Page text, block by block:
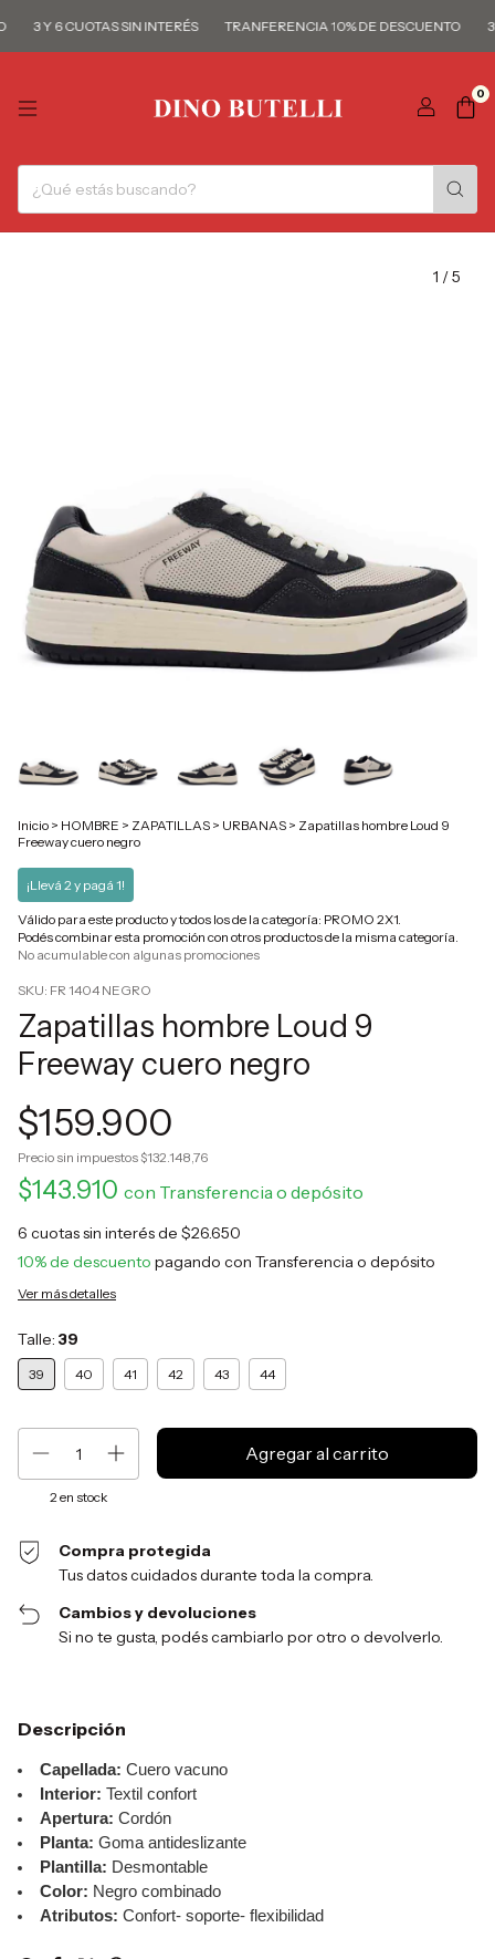
3 Y 6 CUOTAS SIN INTERÉS TRANFERENCIA 10% DE DESCUENTO 3
0
1 /5
Inicio > HOMBRE > ZAPATILLAS > URBANAS > Zapatillas hombre Loud 9
Freeway cuero negro
¡Llevá 2 y pagá 1!
Válido para este producto y todos los de la categoría: PROMO 2X1.
Podés combinar esta promoción con otros productos de la misma categoría.
No acumulable con algunas promociones
SKU: FR 1404 NEGRO
Zapatillas hombre Loud 9
Freeway cuero negro
$159.900
Precio sin impuestos$132.148,76
$143.910 con Transferencia o depósito
6 cuotas sin interés de $26.650
10% de descuento pagando con Transferencia o depósito
Ver más detalles
Talle: 39
39 40 41 42 43 44
2en stock
Compra protegida
Tus datos cuidados durante toda la compra.
Cambios y devoluciones
Si no te gusta, podés cambiarlo por otro o devolverlo.
Descripción
Capellada: Cuero vacuno
Interior: Textil confort
Apertura: Cordón
Planta: Goma antideslizante
Plantilla: Desmontable
Color: Negro combinado
Atributos: Confort- soporte- flexibilidad